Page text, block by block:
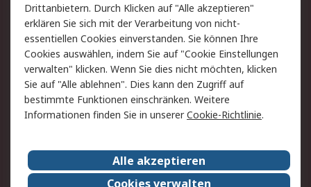
Rechtliches
RS Verkaufs- und
Lieferbedingungen
Datenschutz
Cookie-Richtlinie
Zahlungsbedingungen
Impressum
Webseite Konditionen
RS weltweit
Karriere bei RS
Nachhaltigkeit
Drittanbietern. Durch Klicken auf "Alle akzeptieren"
erklären Sie sich mit der Verarbeitung von nicht-
essentiellen Cookies einverstanden. Sie können Ihre
Cookies auswählen, indem Sie auf "Cookie Einstellungen
verwalten" klicken. Wenn Sie dies nicht möchten, klicken
Sie auf "Alle ablehnen". Dies kann den Zugriff auf
bestimmte Funktionen einschränken. Weitere
Informationen finden Sie in unsererCookie-Richtlinie.
Alle akzeptieren
Cookies verwalten